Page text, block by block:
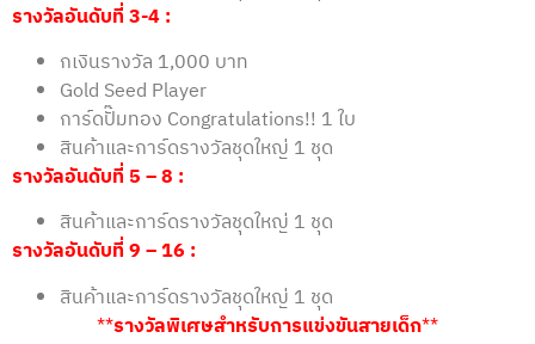
รางวัลอันดับที่ 3-4 :
กเงินรางวัล 1,000 บาท
Gold Seed Player
การ์ดปั๊มทอง Congratulations!! 1 ใบ
สินค้าและการ์ดรางวัลชุดใหญ่ 1 ชุด
รางวัลอันดับที่ 5 – 8 :
สินค้าและการ์ดรางวัลชุดใหญ่ 1 ชุด
รางวัลอันดับที่ 9 – 16 :
สินค้าและการ์ดรางวัลชุดใหญ่ 1 ชุด
**รางวัลพิเศษสำหรับการแข่งขันสายเด็ก**